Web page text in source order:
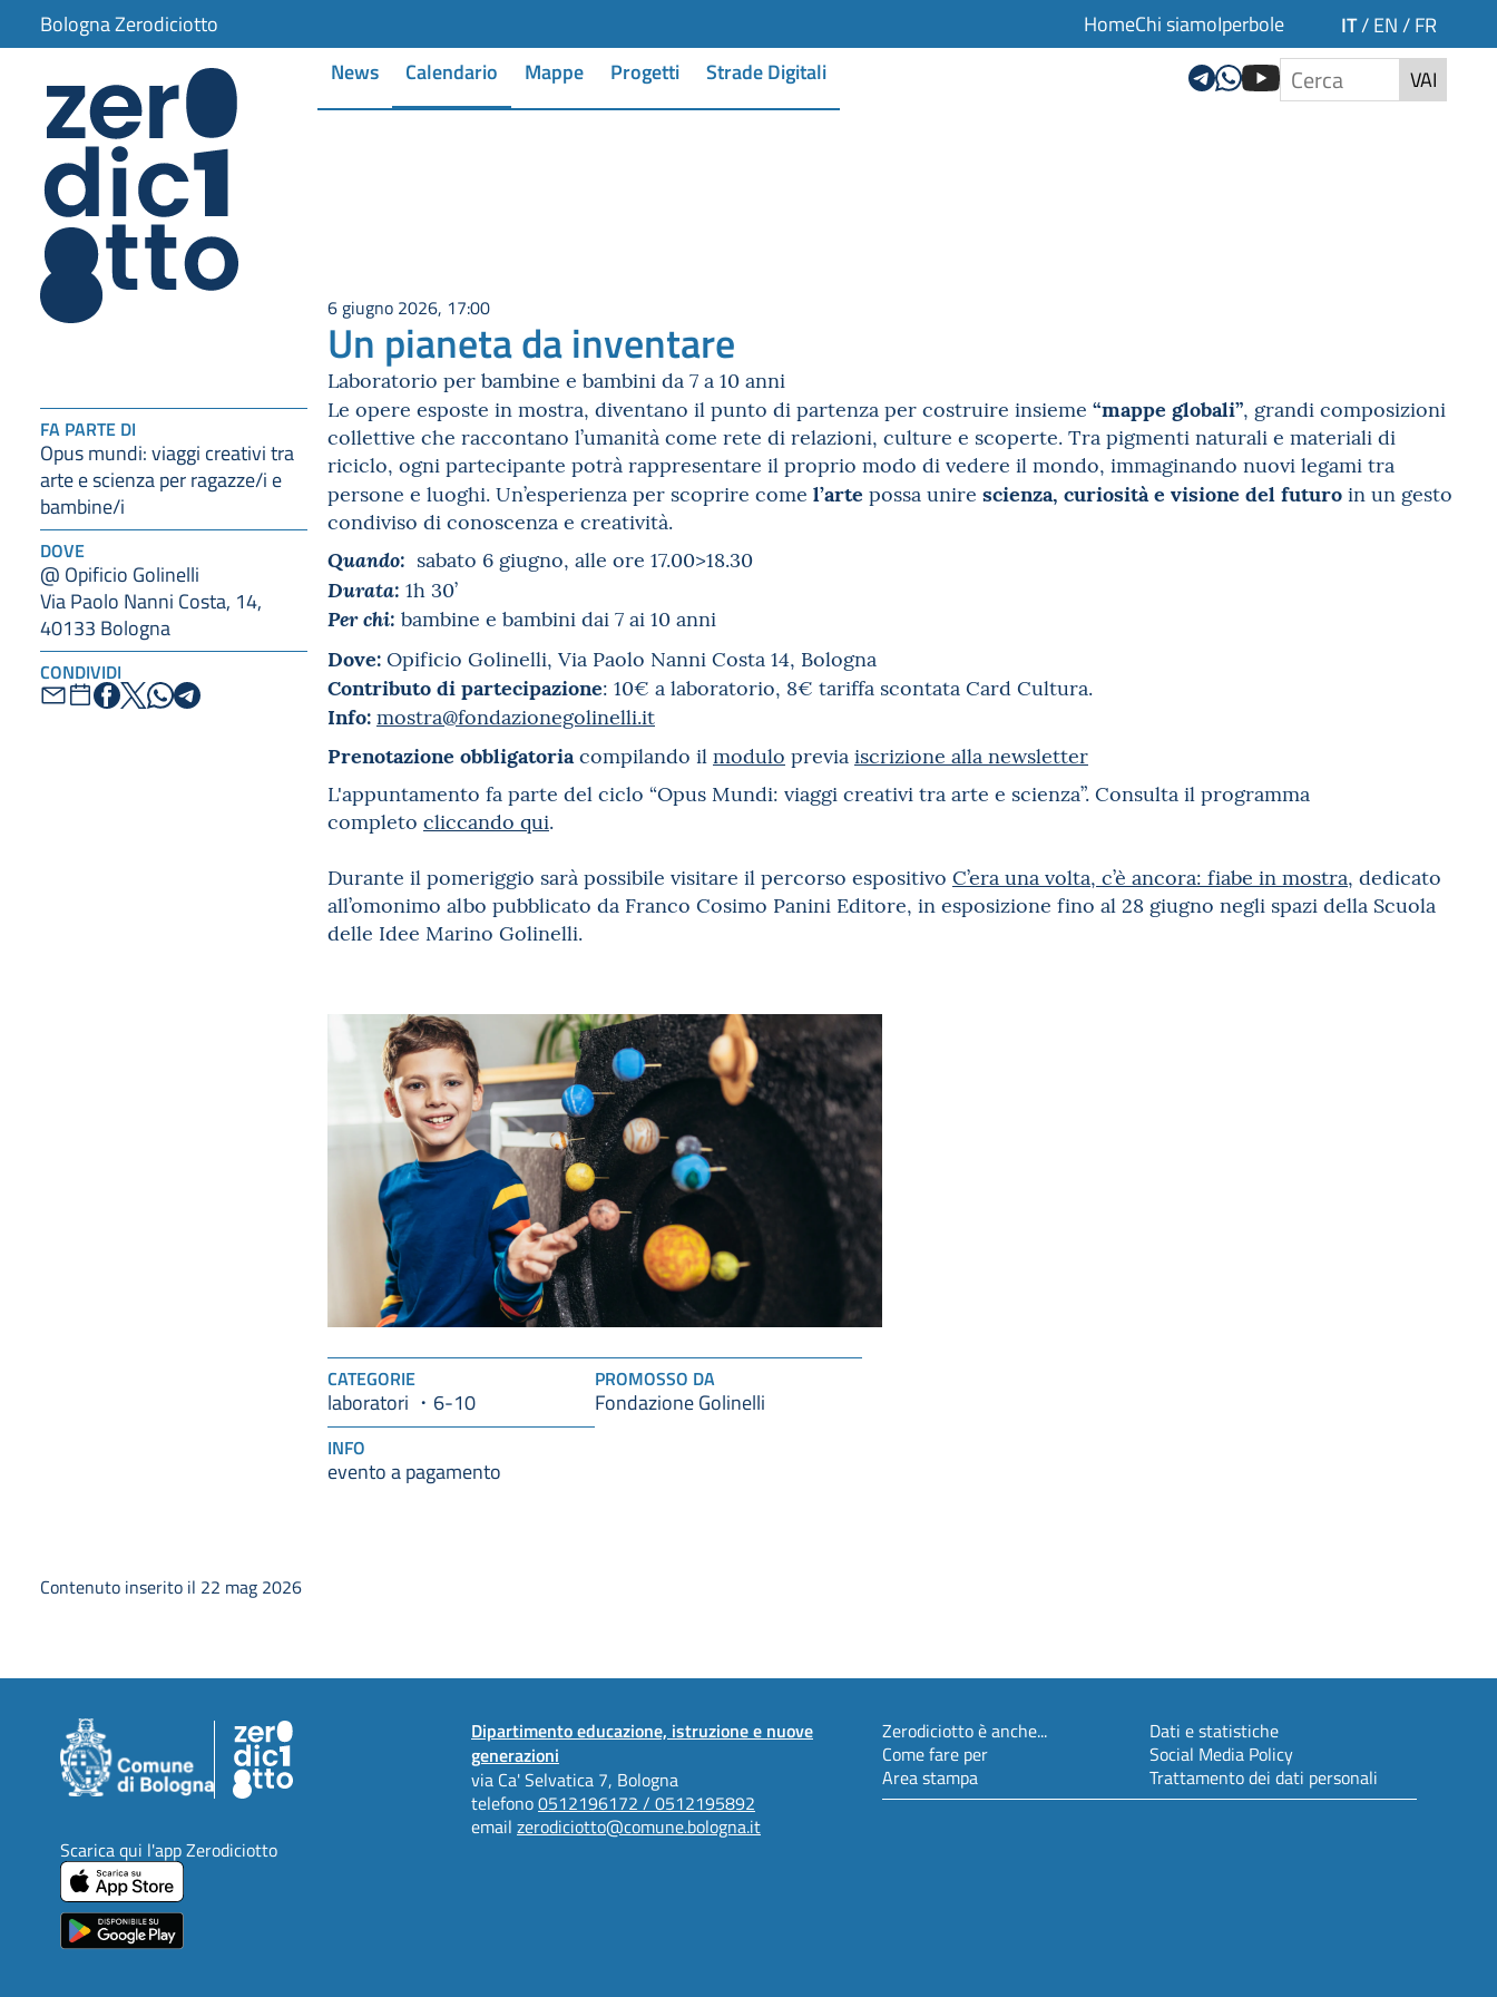
Bologna Zerodiciotto HomeChi siamoIperbole IT/ EN / FR
News Calendario Mappe Progetti Strade Digitali VAI
FA PARTE DI
Opus mundi: viaggi creativi tra
arte e scienza per ragazze/i e
bambine/i
DOVE
@ Opificio Golinelli
Via Paolo Nanni Costa, 14,
40133 Bologna
CONDIVIDI
6 giugno 2026, 17:00
Un pianeta da inventare
Laboratorio per bambine e bambini da 7 a 10 anni
Le opere esposte in mostra, diventano il punto di partenza per costruire insieme “mappe globali”, grandi composizioni
collettive che raccontano l’umanità come rete di relazioni, culture e scoperte. Tra pigmenti naturali e materiali di
riciclo, ogni partecipante potrà rappresentare il proprio modo di vedere il mondo, immaginando nuovi legami tra
persone e luoghi. Un’esperienza per scoprire come l’arte possa unire scienza, curiosità e visione del futuro in un gesto
condiviso di conoscenza e creatività.
Quando: sabato 6 giugno, alle ore 17.00>18.30
Durata: 1h 30’
Per chi: bambine e bambini dai 7 ai 10 anni
Dove: Opificio Golinelli, Via Paolo Nanni Costa 14, Bologna
Contributo di partecipazione: 10€ a laboratorio, 8€ tariffa scontata Card Cultura.
Info: mostra@fondazionegolinelli.it
Prenotazione obbligatoriacompilando il modulo previa iscrizione alla newsletter
L'appuntamento fa parte del ciclo “Opus Mundi: viaggi creativi tra arte e scienza”. Consulta il programma
completo cliccando qui.
Durante il pomeriggio sarà possibile visitare il percorso espositivo C’era una volta, c’è ancora: fiabe in mostra, dedicato
all’omonimo albo pubblicato da Franco Cosimo Panini Editore, in esposizione fino al 28 giugno negli spazi della Scuola
delle Idee Marino Golinelli.
CATEGORIE
laboratori 6-10
PROMOSSO DA
Fondazione Golinelli
INFO
evento a pagamento
Contenuto inserito il 22 mag 2026
Dipartimento educazione, istruzione e nuove
generazioni
via Ca' Selvatica 7, Bologna
telefono0512196172 / 0512195892
email zerodiciotto@comune.bologna.it
Zerodiciotto è anche...
Come fare per
Area stampa
Dati e statistiche
Social Media Policy
Trattamento dei dati personali
Scarica qui l'app Zerodiciotto